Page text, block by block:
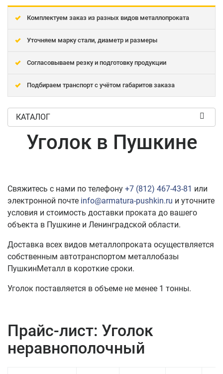
Комплектуем заказ из разных видов металлопроката
Уточняем марку стали, диаметр и размеры
Согласовываем резку и подготовку продукции
Подбираем транспорт с учётом габаритов заказа
КАТАЛОГ
Уголок в Пушкине
Свяжитесь с нами по телефону +7 (812) 467-43-81 или
электронной почте info@armatura-pushkin.ru и уточните
условия и стоимость доставки проката до вашего
объекта в Пушкине и Ленинградской области.
Доставка всех видов металлопроката осуществляется
собственным автотранспортом металлобазы
ПушкинМеталл в короткие сроки.
Уголок поставляется в объеме не менее 1 тонны.
Прайс-лист: Уголок
неравнополочный